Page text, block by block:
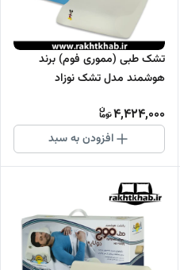
تشک طبی (مموری فوم) برند
هوشمند مدل تشک نوزاد
4,424,000
افزودن به سبد